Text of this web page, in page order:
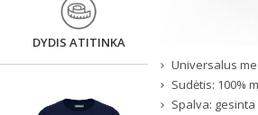
DYDIS ATITINKA
Universalus
Sudėtis: 100%
Spalva: gesinta